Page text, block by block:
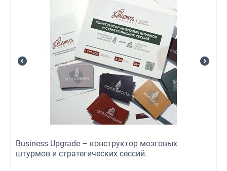
Business Upgrade – конструктор мозговых
штурмов и стратегических сессий.